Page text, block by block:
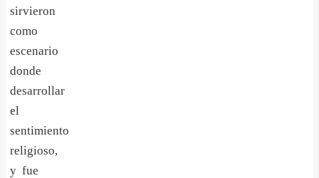
sirvieron
como
escenario
donde
desarrollar
el
sentimiento
religioso,
y fue